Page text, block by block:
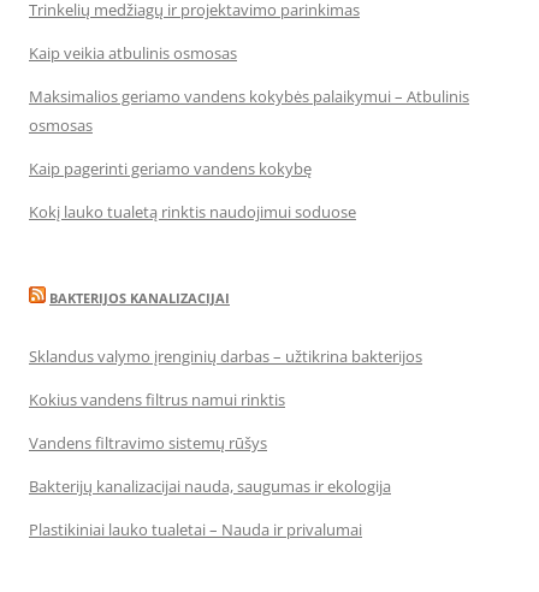
Trinkelių medžiagų ir projektavimo parinkimas
Kaip veikia atbulinis osmosas
Maksimalios geriamo vandens kokybės palaikymui – Atbulinis
osmosas
Kaip pagerinti geriamo vandens kokybę
Kokį lauko tualetą rinktis naudojimui soduose
BAKTERIJOS KANALIZACIJAI
Sklandus valymo įrenginių darbas – užtikrina bakterijos
Kokius vandens filtrus namui rinktis
Vandens filtravimo sistemų rūšys
Bakterijų kanalizacijai nauda, saugumas ir ekologija
Plastikiniai lauko tualetai – Nauda ir privalumai